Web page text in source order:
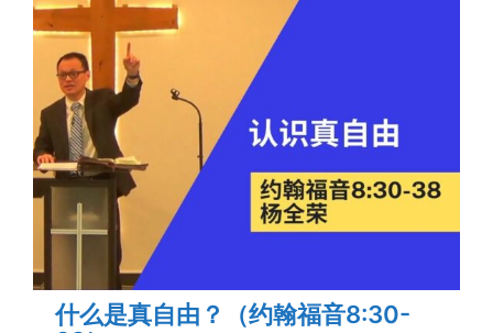
什么是真自由？（约翰福音8:30-